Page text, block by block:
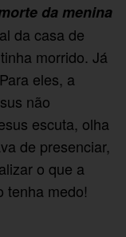
da menina
da casa de
morrido. Já
eles, a
não
escuta, olha
de presenciar,
o que a
tenha medo!